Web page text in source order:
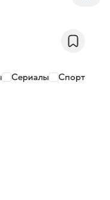
Сериалы Спорт